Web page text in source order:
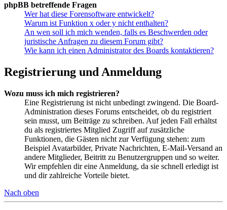
phpBB betreffende Fragen
Wer hat diese Forensoftware entwickelt?
Warum ist Funktion x oder y nicht enthalten?
An wen soll ich mich wenden, falls es Beschwerden oder
juristische Anfragen zu diesem Forum gibt?
Wie kann ich einen Administrator des Boards kontaktieren?
Registrierung und Anmeldung
Wozu muss ich mich registrieren?
Eine Registrierung ist nicht unbedingt zwingend. Die Board-
Administration dieses Forums entscheidet, ob du registriert
sein musst, um Beiträge zu schreiben. Auf jeden Fall erhältst
du als registriertes Mitglied Zugriff auf zusätzliche
Funktionen, die Gästen nicht zur Verfügung stehen: zum
Beispiel Avatarbilder, Private Nachrichten, E-Mail-Versand an
andere Mitglieder, Beitritt zu Benutzergruppen und so weiter.
Wir empfehlen dir eine Anmeldung, da sie schnell erledigt ist
und dir zahlreiche Vorteile bietet.
Nach oben